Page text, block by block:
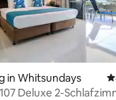
in Whitsundays
Deluxe 2-